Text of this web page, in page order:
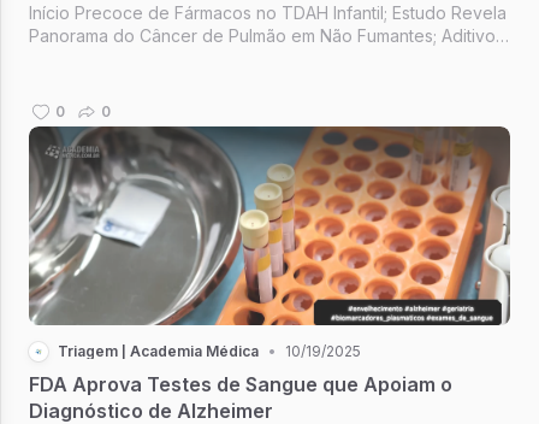
Início Precoce de Fármacos no TDAH Infantil; Estudo Revela
Panorama do Câncer de Pulmão em Não Fumantes; Aditivos
0 0
Triagem | Academia Médica • 10/19/2025
FDA Aprova Testes de Sangue que Apoiam o
Diagnóstico de Alzheimer